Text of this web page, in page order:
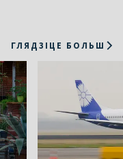
ГЛЯДЗІЦЕ БОЛЬШ